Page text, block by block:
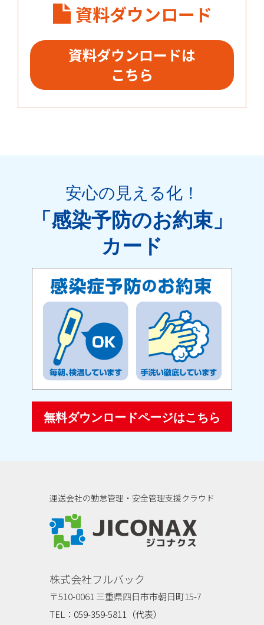
資料ダウンロード
資料ダウンロードは
こちら
安心の見える化！
「感染予防のお約束」
カード
無料ダウンロードページはこちら
運送会社の勤怠管理・安全管理支援クラウド
株式会社フルバック
〒510-0061 三重県四日市市朝日町15-7
TEL：059-359-5811（代表）